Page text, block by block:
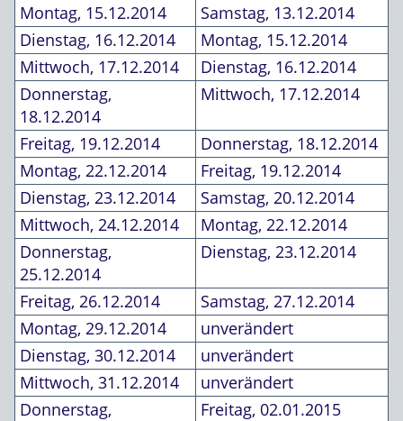
Montag, 15.12.2014
Samstag, 13.12.2014
Dienstag, 16.12.2014
Montag, 15.12.2014
Mittwoch, 17.12.2014
Dienstag, 16.12.2014
Donnerstag,
18.12.2014
Mittwoch, 17.12.2014
Freitag, 19.12.2014
Donnerstag, 18.12.2014
Montag, 22.12.2014
Freitag, 19.12.2014
Dienstag, 23.12.2014
Samstag, 20.12.2014
Mittwoch, 24.12.2014
Montag, 22.12.2014
Donnerstag,
25.12.2014
Dienstag, 23.12.2014
Freitag, 26.12.2014
Samstag, 27.12.2014
Montag, 29.12.2014
unverändert
Dienstag, 30.12.2014
unverändert
Mittwoch, 31.12.2014
unverändert
Donnerstag,
Freitag, 02.01.2015